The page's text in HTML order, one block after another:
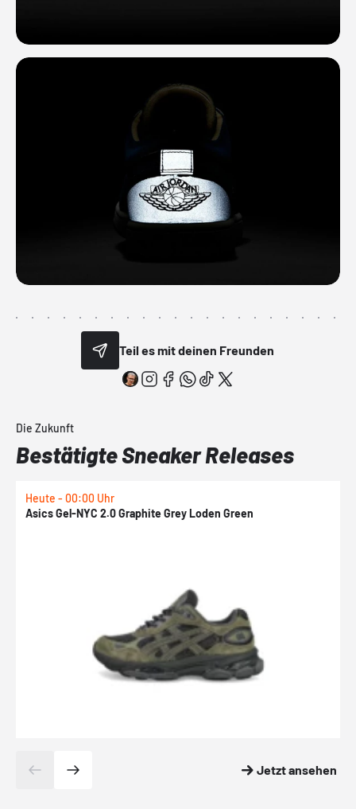
Teil es mit deinen Freunden
Die Zukunft
Bestätigte Sneaker Releases
Heute - 00:00 Uhr
Asics Gel-NYC 2.0 Graphite Grey Loden Green
Jetzt ansehen